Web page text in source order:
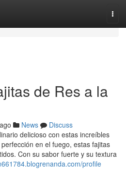
de Res a la
News
Discuss
delicioso con estas increíbles
en el fuego, estas fajitas
Con su sabor fuerte y su textura
profile